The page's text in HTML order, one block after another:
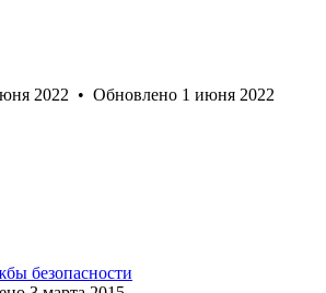
2022 • Обновлено 1 июня 2022
безопасности